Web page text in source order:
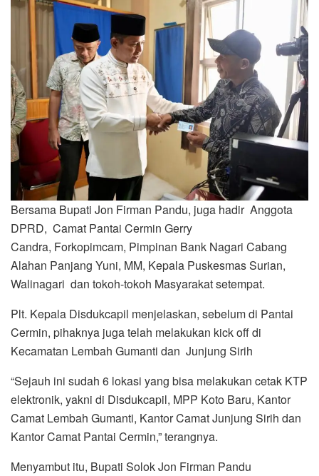
Bersama Bupati Jon Firman Pandu, juga hadir Anggota
DPRD, Camat Pantai Cermin Gerry
Candra, Forkopimcam, Pimpinan Bank Nagari Cabang
Alahan Panjang Yuni, MM, Kepala Puskesmas Surian,
Walinagari dan tokoh-tokoh Masyarakat setempat.
Plt. Kepala Disdukcapil menjelaskan, sebelum di Pantai
Cermin, pihaknya juga telah melakukan kick off di
Kecamatan Lembah Gumanti dan Junjung Sirih
“Sejauh ini sudah 6 lokasi yang bisa melakukan cetak KTP
elektronik, yakni di Disdukcapil, MPP Koto Baru, Kantor
Camat Lembah Gumanti, Kantor Camat Junjung Sirih dan
Kantor Camat Pantai Cermin,” terangnya.
Menyambut itu, Bupati Solok Jon Firman Pandu